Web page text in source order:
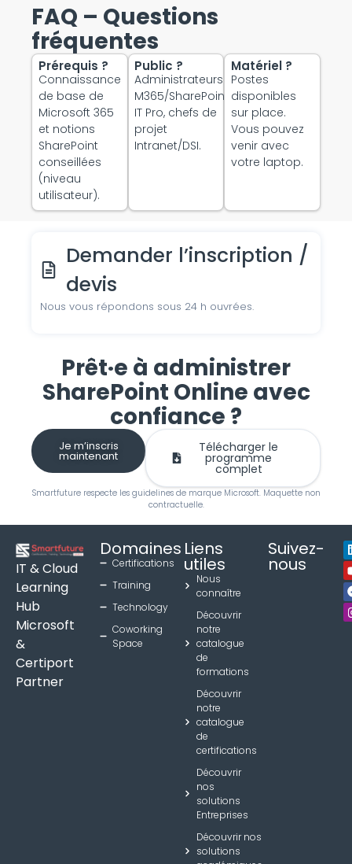
FAQ – Questions
fréquentes
Prérequis ?
Connaissance
de base de
Microsoft 365
et notions
SharePoint
conseillées
(niveau
utilisateur).
Public ?
Administrateurs
M365/SharePoint,
IT Pro, chefs de
projet
Intranet/DSI.
Matériel ?
Postes
disponibles
sur place.
Vous pouvez
venir avec
votre laptop.
Demander l’inscription /
devis
Nous vous répondons sous 24 h ouvrées.
Prêt·e à administrer
SharePoint Online avec
confiance ?
Je m’inscris
maintenant
Télécharger le
programme
complet
Smartfuture respecte les guidelines de marque Microsoft. Maquette non
contractuelle.
IT & Cloud
Learning
Hub
Microsoft
&
Certiport
Partner
Domaines
Certifications
Training
Technology
Coworking
Space
Liens
utiles
Nous
connaître
Découvrir
notre
catalogue
de
formations
Découvrir
notre
catalogue
de
certifications
Découvrir
nos
solutions
Entreprises
Découvrir nos
solutions
Suivez-
nous